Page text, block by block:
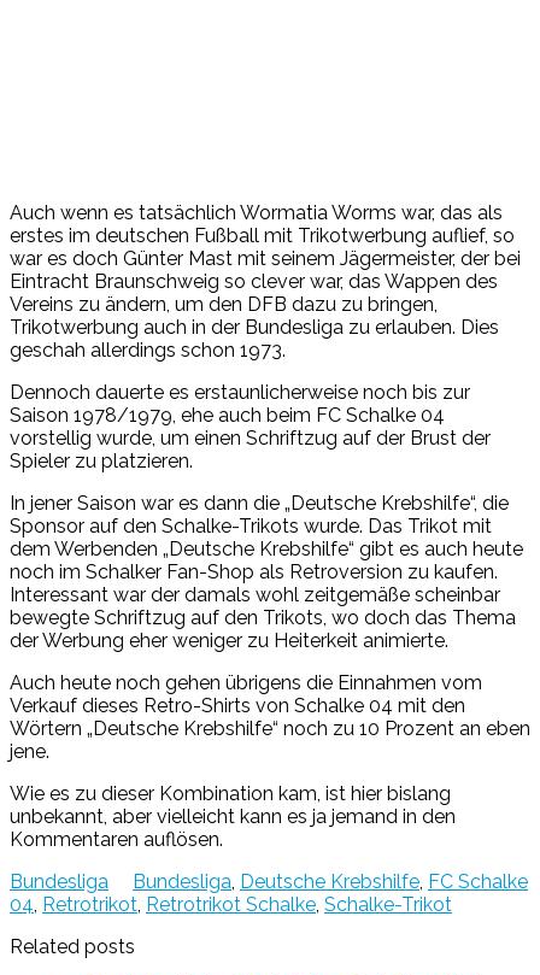
Auch wenn es tatsächlich Wormatia Worms war, das als
erstes im deutschen Fußball mit Trikotwerbung auflief, so
war es doch Günter Mast mit seinem Jägermeister, der bei
Eintracht Braunschweig so clever war, das Wappen des
Vereins zu ändern, um den DFB dazu zu bringen,
Trikotwerbung auch in der Bundesliga zu erlauben. Dies
geschah allerdings schon 1973.
Dennoch dauerte es erstaunlicherweise noch bis zur
Saison 1978/1979, ehe auch beim FC Schalke 04
vorstellig wurde, um einen Schriftzug auf der Brust der
Spieler zu platzieren.
In jener Saison war es dann die „Deutsche Krebshilfe“, die
Sponsor auf den Schalke-Trikots wurde. Das Trikot mit
dem Werbenden „Deutsche Krebshilfe“ gibt es auch heute
noch im Schalker Fan-Shop als Retroversion zu kaufen.
Interessant war der damals wohl zeitgemäße scheinbar
bewegte Schriftzug auf den Trikots, wo doch das Thema
der Werbung eher weniger zu Heiterkeit animierte.
Auch heute noch gehen übrigens die Einnahmen vom
Verkauf dieses Retro-Shirts von Schalke 04 mit den
Wörtern „Deutsche Krebshilfe“ noch zu 10 Prozent an eben
jene.
Wie es zu dieser Kombination kam, ist hier bislang
unbekannt, aber vielleicht kann es ja jemand in den
Kommentaren auflösen.
Bundesliga
Bundesliga Deutsche Krebshilfe FC Schalke
04 Retrotrikot Retrotrikot Schalke Schalke-Trikot
Related posts